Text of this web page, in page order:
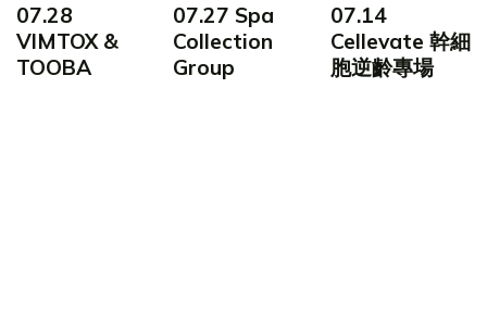
07.28
VIMTOX &
TOOBA
07.27 Spa
Collection
Group
07.14
Cellevate 幹細
胞逆齡專場